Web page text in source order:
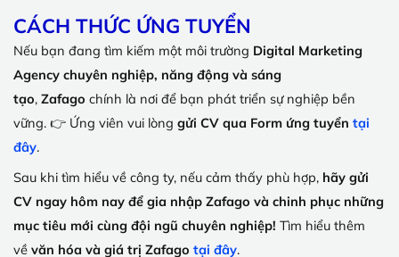
CÁCH THỨC ỨNG TUYỂN
Nếu bạn đang tìm kiếm một môi trường Digital Marketing
Agency chuyên nghiệp, năng động và sáng
tạo, Zafago chính là nơi để bạn phát triển sự nghiệp bền
vững. 👉 Ứng viên vui lòng gửi CV qua Form ứng tuyển tại
đây.
Sau khi tìm hiểu về công ty, nếu cảm thấy phù hợp, hãy gửi
CV ngay hôm nay để gia nhập Zafago và chinh phục những
mục tiêu mới cùng đội ngũ chuyên nghiệp! Tìm hiểu thêm
về văn hóa và giá trị Zafago tại đây.